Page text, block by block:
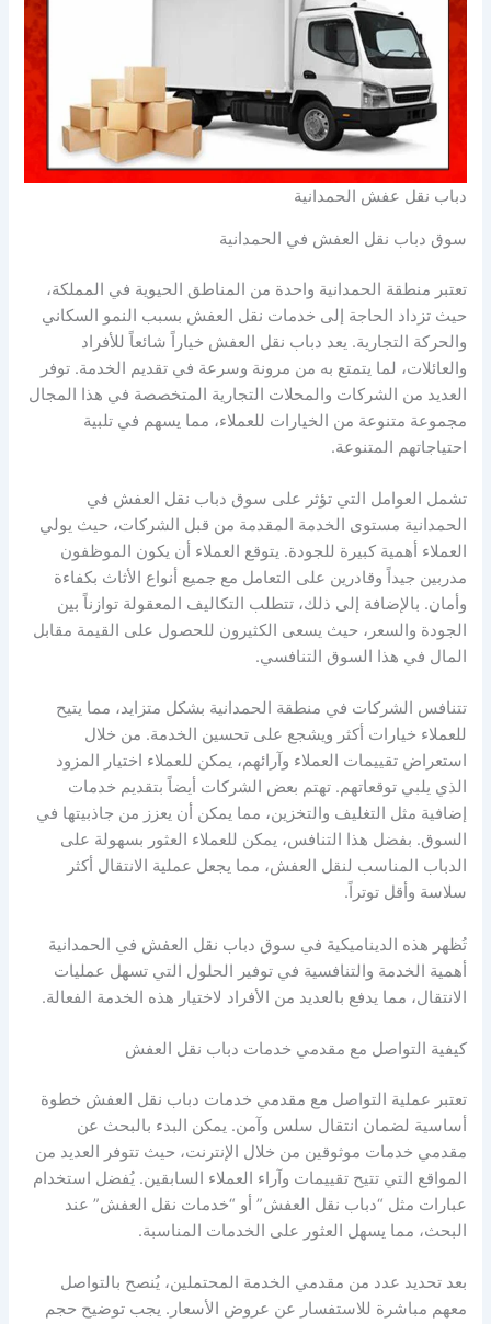
دباب نقل عفش الحمدانية
سوق دباب نقل العفش في الحمدانية
تعتبر منطقة الحمدانية واحدة من المناطق الحيوية في المملكة،
حيث تزداد الحاجة إلى خدمات نقل العفش بسبب النمو السكاني
والحركة التجارية. يعد دباب نقل العفش خياراً شائعاً للأفراد
والعائلات، لما يتمتع به من مرونة وسرعة في تقديم الخدمة. توفر
العديد من الشركات والمحلات التجارية المتخصصة في هذا المجال
مجموعة متنوعة من الخيارات للعملاء، مما يسهم في تلبية
احتياجاتهم المتنوعة.
تشمل العوامل التي تؤثر على سوق دباب نقل العفش في
الحمدانية مستوى الخدمة المقدمة من قبل الشركات، حيث يولي
العملاء أهمية كبيرة للجودة. يتوقع العملاء أن يكون الموظفون
مدربين جيداً وقادرين على التعامل مع جميع أنواع الأثاث بكفاءة
وأمان. بالإضافة إلى ذلك، تتطلب التكاليف المعقولة توازناً بين
الجودة والسعر، حيث يسعى الكثيرون للحصول على القيمة مقابل
المال في هذا السوق التنافسي.
تتنافس الشركات في منطقة الحمدانية بشكل متزايد، مما يتيح
للعملاء خيارات أكثر ويشجع على تحسين الخدمة. من خلال
استعراض تقييمات العملاء وآرائهم، يمكن للعملاء اختيار المزود
الذي يلبي توقعاتهم. تهتم بعض الشركات أيضاً بتقديم خدمات
إضافية مثل التغليف والتخزين، مما يمكن أن يعزز من جاذبيتها في
السوق. بفضل هذا التنافس، يمكن للعملاء العثور بسهولة على
الدباب المناسب لنقل العفش، مما يجعل عملية الانتقال أكثر
سلاسة وأقل توتراً.
تُظهر هذه الديناميكية في سوق دباب نقل العفش في الحمدانية
أهمية الخدمة والتنافسية في توفير الحلول التي تسهل عمليات
الانتقال، مما يدفع بالعديد من الأفراد لاختيار هذه الخدمة الفعالة.
كيفية التواصل مع مقدمي خدمات دباب نقل العفش
تعتبر عملية التواصل مع مقدمي خدمات دباب نقل العفش خطوة
أساسية لضمان انتقال سلس وآمن. يمكن البدء بالبحث عن
مقدمي خدمات موثوقين من خلال الإنترنت، حيث تتوفر العديد من
المواقع التي تتيح تقييمات وآراء العملاء السابقين. يُفضل استخدام
عبارات مثل “دباب نقل العفش” أو “خدمات نقل العفش” عند
البحث، مما يسهل العثور على الخدمات المناسبة.
بعد تحديد عدد من مقدمي الخدمة المحتملين، يُنصح بالتواصل
معهم مباشرة للاستفسار عن عروض الأسعار. يجب توضيح حجم